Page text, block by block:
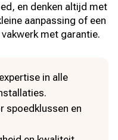
en denken altijd met
aanpassing of een
met garantie.
in alle
spoedklussen en